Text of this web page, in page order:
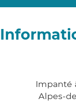
Impanté
Alpes-